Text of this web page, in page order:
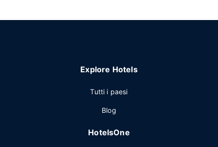
Explore Hotels
Tutti i paesi
Blog
HotelsOne